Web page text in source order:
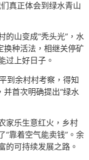
真正体会到绿水青山
的山变成“秃头光”，水
换种活法，相继关停矿
过上好日子。
到余村村考察，得知
并首次明确提出“绿水
家乐生意红火，乡村
“靠着空气能卖钱”。余
的可持续发展之路。